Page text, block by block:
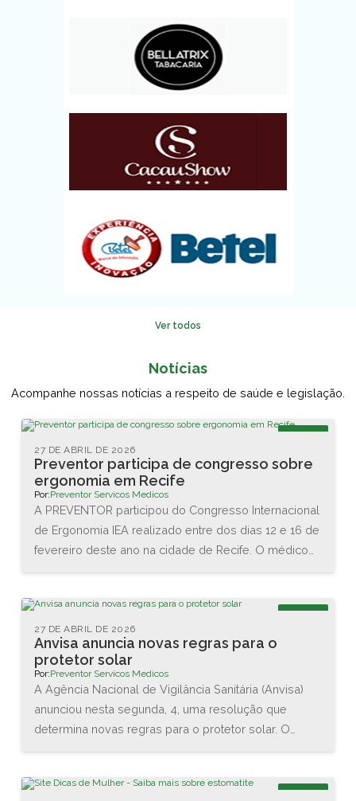
Ver todos
Notícias
Acompanhe nossas notícias a respeito de saúde e legislação.
Preventor participa de congresso sobre
ergonomia em Recife
27 DE ABRIL DE 2026
Por:Preventor Servicos Medicos
A PREVENTOR participou do Congresso Internacional
de Ergonomia IEA realizado entre dos dias 12 e 16 de
fevereiro deste ano na cidade de Recife. O médico
Maurício, da DCA Ergonomia, e juntos conheceram as
novas tecnologias disponíveis na área. Também
assistiram diversas palestras sobre as interações
entre o homem e o trabalho.
Anvisa anuncia novas regras para o
protetor solar
27 DE ABRIL DE 2026
Por:Preventor Servicos Medicos
A Agência Nacional de Vigilância Sanitária (Anvisa)
anunciou nesta segunda, 4, uma resolução que
determina novas regras para o protetor solar. O
mínimo do Fator de Proteção Solar (FPS), que vai